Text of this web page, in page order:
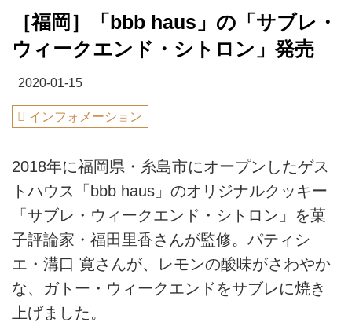
［福岡］「bbb haus」の「サブレ・
ウィークエンド・シトロン」発売
2020-01-15
インフォメーション
2018年に福岡県・糸島市にオープンしたゲス
トハウス「bbb haus」のオリジナルクッキー
「サブレ・ウィークエンド・シトロン」を菓
子評論家・福田里香さんが監修。パティシ
エ・溝口 寛さんが、レモンの酸味がさわやか
な、ガトー・ウィークエンドをサブレに焼き
上げました。